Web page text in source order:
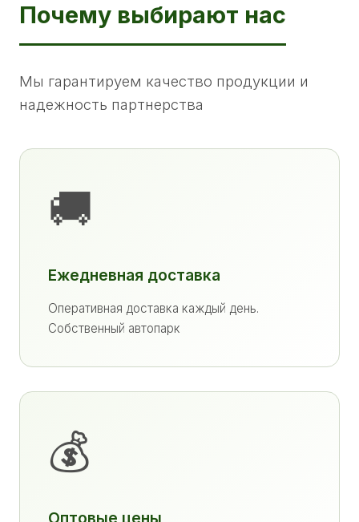
Почему выбирают нас
Мы гарантируем качество продукции и
надежность партнерства
🚚
Ежедневная доставка
Оперативная доставка каждый день.
Собственный автопарк
💰
Оптовые цены